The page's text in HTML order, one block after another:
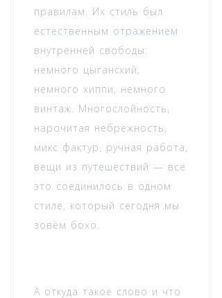
правилам. Их стиль был
естественным отражением
внутренней свободы:
немного цыганский,
немного хиппи, немного
винтаж. Многослойность,
нарочитая небрежность,
микс фактур, ручная работа,
вещи из путешествий — всё
это соединилось в одном
стиле, который сегодня мы
зовём бохо.
А откуда такое слово и что